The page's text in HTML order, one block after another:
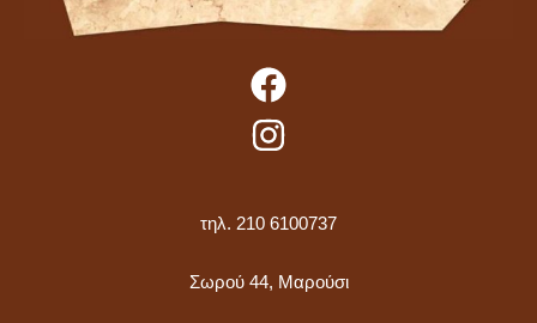
τηλ. 210 6100737
Σωρού 44, Μαρούσι